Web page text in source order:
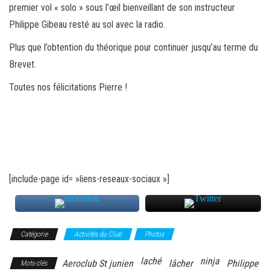
premier vol « solo » sous l’œil bienveillant de son instructeur
Philippe Gibeau resté au sol avec la radio.
Plus que l’obtention du théorique pour continuer jusqu’au terme du
Brevet.
Toutes nos félicitations Pierre !
[include-page id= »liens-reseaux-sociaux »]
Catégorie Activités du Club Photos
Mots-clés Aeroclub St junien laché lâcher ninja
Philippe